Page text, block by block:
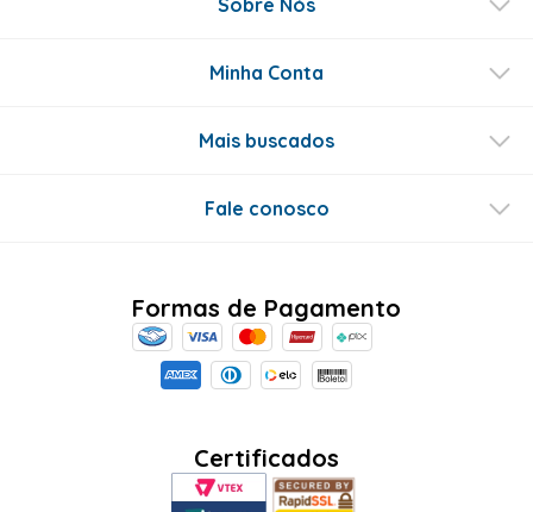
Minha Conta
Mais buscados
Fale conosco
Formas de Pagamento
Certificados